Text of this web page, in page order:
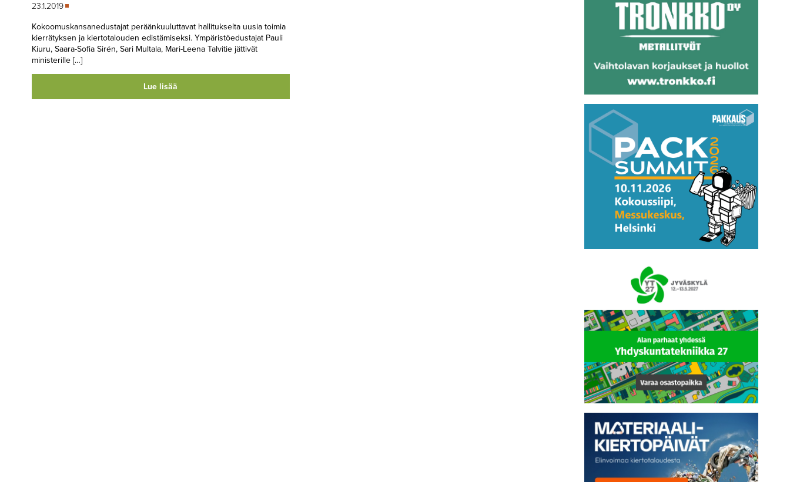
23.1.2019
Kokoomuskansanedustajat peräänkuuluttavat hallitukselta uusia toimia
kierrätyksen ja kiertotalouden edistämiseksi. Ympäristöedustajat Pauli
Kiuru, Saara-Sofia Sirén, Sari Multala, Mari-Leena Talvitie jättivät
ministerille […]
Lue lisää